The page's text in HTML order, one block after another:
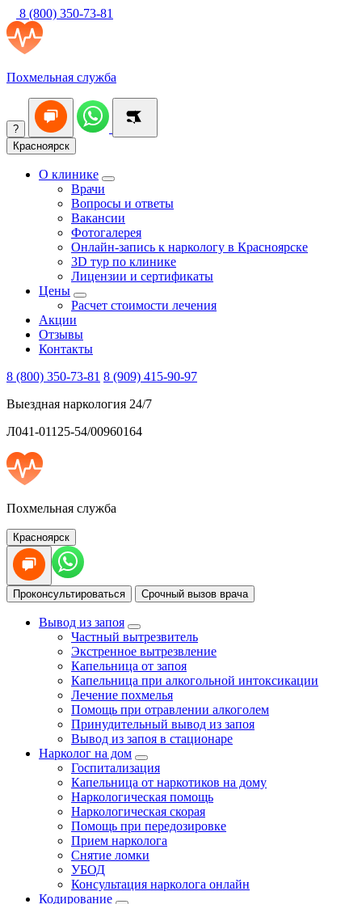
8 (800) 350-73-81
Похмельная служба
?
Красноярск
О клинике
Врачи
Вопросы и ответы
Вакансии
Фотогалерея
Онлайн-запись к наркологу в Красноярске
3D тур по клинике
Лицензии и сертификаты
Цены
Расчет стоимости лечения
Акции
Отзывы
Контакты
8 (800) 350-73-81 8 (909) 415-90-97
Выездная наркология 24/7
Л041-01125-54/00960164
Похмельная служба
Красноярск
Проконсультироваться Срочный вызов врача
Вывод из запоя
Частный вытрезвитель
Экстренное вытрезвление
Капельница от запоя
Капельница при алкогольной интоксикации
Лечение похмелья
Помощь при отравлении алкоголем
Принудительный вывод из запоя
Вывод из запоя в стационаре
Нарколог на дом
Госпитализация
Капельница от наркотиков на дому
Наркологическая помощь
Наркологическая скорая
Помощь при передозировке
Прием нарколога
Снятие ломки
УБОД
Консультация нарколога онлайн
Кодирование